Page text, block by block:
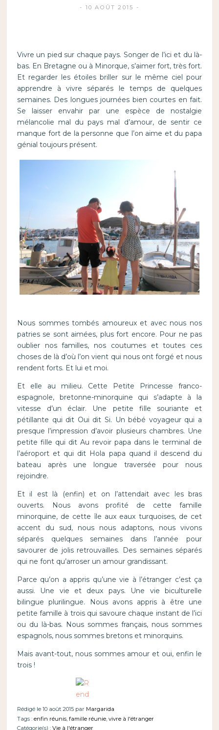
10 AOÛT 2015
Vivre un pied sur chaque pays. Songer de l’ici et du là-
bas. En Bretagne ou à Minorque, s’aimer fort, très fort.
Et regarder les étoiles briller sur le même ciel pour
apprendre à vivre séparés le temps de quelques
semaines. Des longues journées bien courtes en fait.
Se laisser envahir par une espèce de nostalgie
mélancolie mal du pays mal d’amour, de sentir ce
manque fort de la personne que l’on aime et du papa
génial toujours présent.
Nous sommes tombés amoureux et avec nous nos
patries se sont aimées, plus fort encore. Pour ne pas
oublier nos familles, nos coutumes et toutes ces
choses de là d’où l’on vient qui nous ont forgé et nous
rendent forts. Et lui et moi.
Et elle au milieu. Cette Petite Princesse franco-
espagnole, bretonne-minorquine qui s’adapte à la
vitesse d’un éclair. Une petite fille souriante et
pétillante qui dit Oui dit Si. Un bébé voyageur qui a
presque l’impression d’avoir plusieurs chambres. Une
petite fille qui dit Au revoir papa dans le terminal de
l’aéroport et qui dit Hola papa quand il descend du
bateau après une longue traversée pour nous
rejoindre.
Et il est là (enfin) et on l’attendait avec les bras
ouverts. Nous avons profité de cette famille
minorquine, de cette île aux eaux turquoises, de cet
accent du sud, nous nous adaptons, nous vivons
séparés quelques semaines dans l’année pour
savourer de jolis retrouvailles. Des semaines séparés
qui ne font qu’arroser un amour grandissant.
Parce qu’on a appris qu’une vie à l’étranger c’est ça
aussi. Une vie et deux pays. Une vie biculturelle
bilingue plurilingue. Nous avons appris à être une
petite famille à trois qui savoure chaque instant de l’ici
ou du là-bas. Nous sommes français, nous sommes
espagnols, nous sommes bretons et minorquins.
Mais avant-tout, nous sommes amour et oui, enfin le
trois !
Rédigé le 10 août 2015 par Margarida
Tags : enfin réunis, famille réunie, vivre à l'étranger
Catégorie(s) : Vie à l'étranger